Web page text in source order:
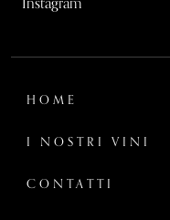
HOME
I NOSTRI VINI
CONTATTI